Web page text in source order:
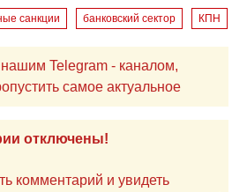
санкции банковский сектор КПН
Telegram - каналом,
чтобы не пропустить самое актуальное
отключены!
и увидеть